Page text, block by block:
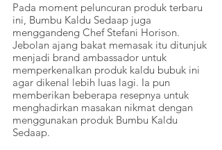
Pada moment peluncuran produk terbaru
ini, Bumbu Kaldu Sedaap juga
menggandeng Chef Stefani Horison.
Jebolan ajang bakat memasak itu ditunjuk
menjadi brand ambassador untuk
memperkenalkan produk kaldu bubuk ini
agar dikenal lebih luas lagi. Ia pun
memberikan beberapa resepnya untuk
menghadirkan masakan nikmat dengan
menggunakan produk Bumbu Kaldu
Sedaap.